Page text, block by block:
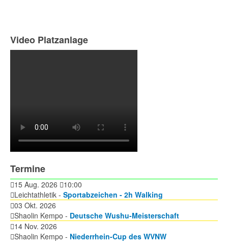
Video Platzanlage
Termine
15 Aug. 2026
10:00
Leichtathletik - Sportabzeichen - 2h Walking
03 Okt. 2026
Shaolin Kempo - Deutsche Wushu-Meisterschaft
14 Nov. 2026
Shaolin Kempo - Niederrhein-Cup des WVNW